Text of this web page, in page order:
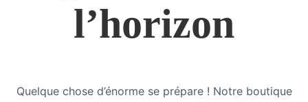
l’horizon
Quelque chose d’énorme se prépare ! Notre boutique